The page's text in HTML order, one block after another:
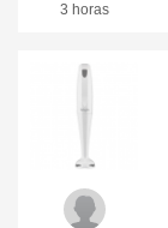
3 horas